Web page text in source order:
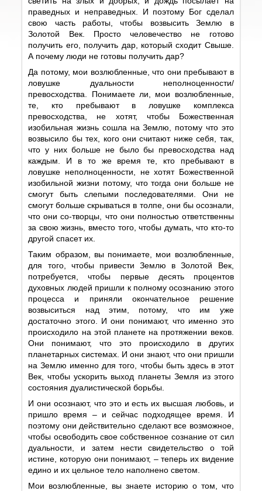
праведных и неправедных. И поэтому Бог сделал
свою часть работы, чтобы возвысить Землю в
Золотой Век. Просто человечество не готово
получить его, получить дар, который сходит Свыше.
А почему люди не готовы получить дар?
Да потому, мои возлюбленные, что они пребывают в
ловушке дуальности неполноценности/
превосходства. Понимаете ли, мои возлюбленные,
те, кто пребывают в ловушке комплекса
превосходства, не хотят, чтобы Божественная
изобильная жизнь сошла на Землю, потому что это
возвысило бы тех, кого они считают ниже себя, так,
что у них больше не было бы превосходства над
каждым. И в то же время те, кто пребывают в
ловушке неполноценности, не хотят Божественной
изобильной жизни потому, что тогда они больше не
смогут быть слепыми последователями. Они не
смогут больше скрываться в толпе, они бы осознали,
что они со-творцы, что они полностью ответственны
за свою жизнь, вместо того, чтобы думать, что кто-то
другой спасет их.
Таким образом, вы понимаете, мои возлюбленные,
для того, чтобы привести Землю в Золотой Век,
потребуется, чтобы первые десять процентов
духовных людей пришли к полному осознанию этого
процесса и приняли окончательное решение
возвыситься над этим, потому, что им уже
достаточно этого. И они понимают, что именно это
происходило на этой планете на протяжении веков.
Они понимают, что это происходило в других
планетарных системах. И они знают, что они пришли
на Землю именно для того, чтобы быть здесь в этот
Век, чтобы ускорить выход планеты Земля из этого
состояния дуалистической борьбы.
И они осознают, что это и есть их высшая любовь, и
пришло время – и сейчас подходящее время. И
поэтому они действительно сделают все возможное,
чтобы освободить свое собственное сознание от сил
дуальности, и затем нести свидетельство о той
истине, которую они понимают, – теперь их видение
едино и их цельное тело наполнено светом.
Мои возлюбленные, вы знаете историю о том, что